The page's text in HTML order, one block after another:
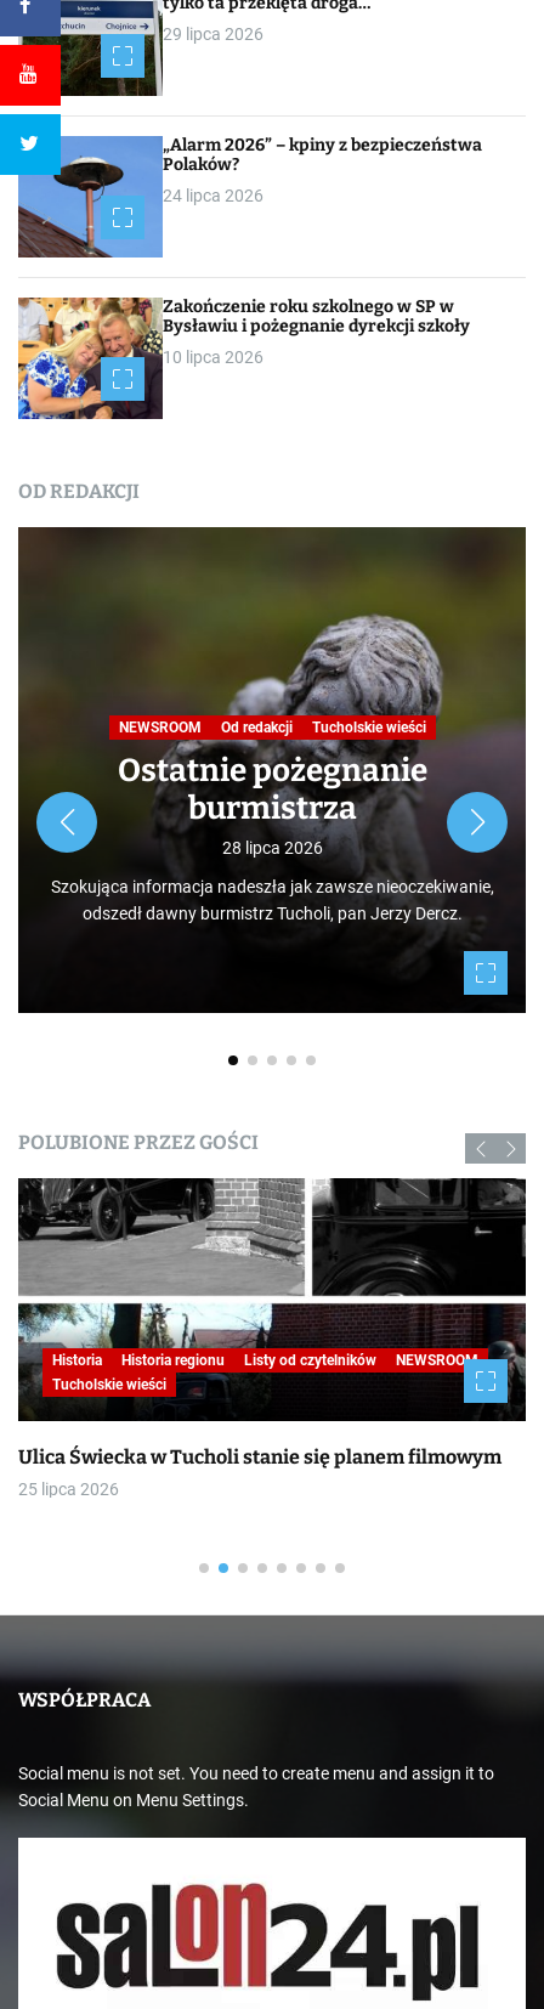
29 lipca 2026
„Alarm 2026” – kpiny z bezpieczeństwa
Polaków?
24 lipca 2026
Zakończenie roku szkolnego w SP w
Bysławiu i pożegnanie dyrekcji szkoły
10 lipca 2026
OD REDAKCJI
NEWSROOM Od redakcji Tucholskie wieści
Ostatnie pożegnanie
burmistrza
28 lipca 2026
Szokująca informacja nadeszła jak zawsze nieoczekiwanie,
odszedł dawny burmistrz Tucholi, pan Jerzy Dercz.
POLUBIONE PRZEZ GOŚCI
Historia Historia regionu Listy od czytelników
NEWSROOM
Tucholskie wieści
Ulica Świecka w Tucholi stanie się planem filmowym
25 lipca 2026
WSPÓŁPRACA
Social menu is not set. You need to create menu and assign it to
Social Menu on Menu Settings.